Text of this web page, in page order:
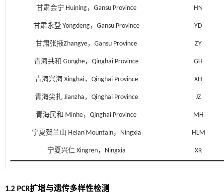
甘肃会宁 Huining，Gansu Province HN
甘肃永登 Yongdeng，Gansu Province YD
甘肃张掖Zhangye，Gansu Province ZY
青海共和 Gonghe，Qinghai Province GH
青海兴海 Xinghai，Qinghai Province XH
青海尖扎 Jianzha，Qinghai Province JZ
青海民和 Minhe，Qinghai Province MH
宁夏贺兰山 Helan Mountain，Ningxia HLM
宁夏兴仁 Xingren，Ningxia XR
1.2 PCR扩增与遗传多样性检测